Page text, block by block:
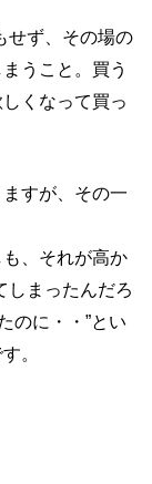
せず、その場の
うこと。買う
くなって買っ
すが、その一
、それが高か
しまったんだろ
のに・・”とい
。